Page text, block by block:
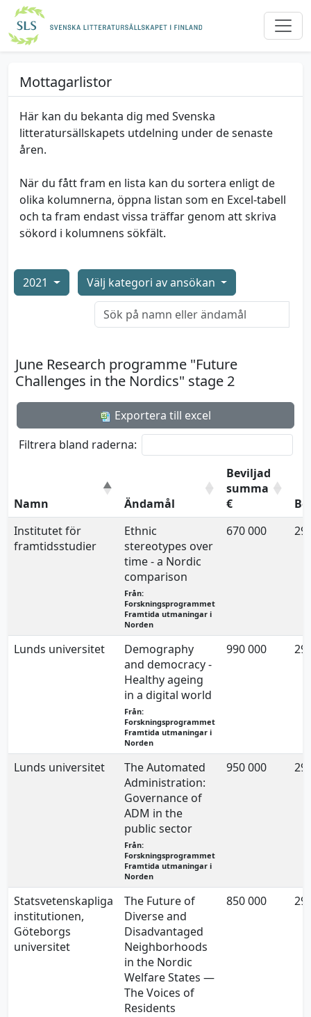
Mottagarlistor
Här kan du bekanta dig med Svenska
litteratursällskapets utdelning under de senaste
åren.
När du fått fram en lista kan du sortera enligt de
olika kolumnerna, öppna listan som en Excel-tabell
och ta fram endast vissa träffar genom att skriva
sökord i kolumnens sökfält.
2021 Välj kategori av ansökan
June Research programme "Future
Challenges in the Nordics" stage 2
Exportera till excel
Filtrera bland raderna:
Namn Ändamål
Beviljad
summa
€
Institutet för
framtidsstudier
Ethnic
stereotypes over
time - a Nordic
comparison
Från:
Forskningsprogrammet
Framtida utmaningar i
Norden
670 000
Lunds universitet
Demography
and democracy -
Healthy ageing
in a digital world
Från:
Forskningsprogrammet
Framtida utmaningar i
Norden
990 000
Lunds universitet
The Automated
Administration:
Governance of
ADM in the
public sector
Från:
Forskningsprogrammet
Framtida utmaningar i
Norden
950 000
Statsvetenskapliga
institutionen,
Göteborgs
universitet
The Future of
Diverse and
Disadvantaged
Neighborhoods
in the Nordic
Welfare States —
The Voices of
Residents
850 000